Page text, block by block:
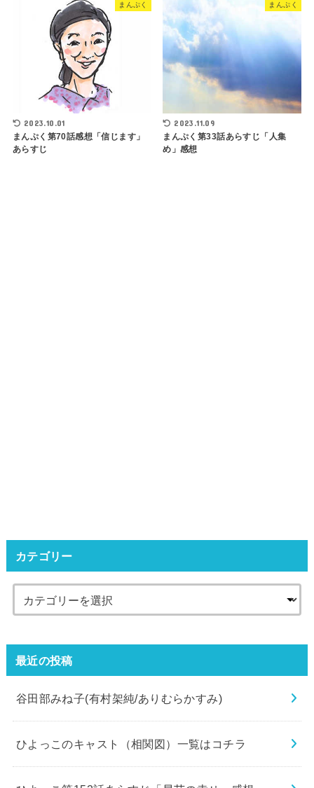
まんぷく
2023.10.01
まんぷく第70話感想「信じます」
あらすじ
まんぷく
2023.11.09
まんぷく第33話あらすじ「人集
め」感想
カテゴリー
最近の投稿
谷田部みね子(有村架純/ありむらかすみ)
ひよっこのキャスト（相関図）一覧はコチラ